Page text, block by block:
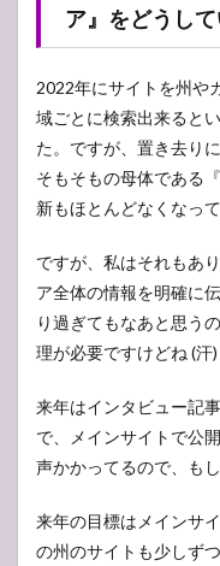
ア』をどうし
2022年にサイトを州や
域ごとに検索出来ると
た。ですが、置き去り
そもそもの母体である
新もほとんどなくなっ
ですが、私はそれもあ
ア全体の情報を明確に
り過ぎてもなあと思う
理が必要ですけどね (汗)
来年はインタビュー記
で、メインサイトで公
声かかってるので、も
来年の目標はメインサ
の州のサイトも少しず